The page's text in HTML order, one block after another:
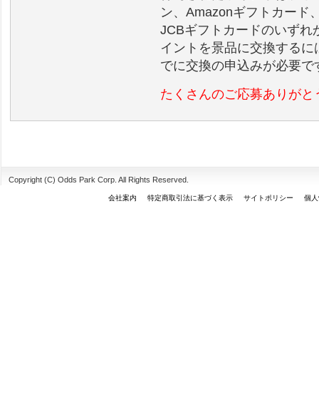
ン、Amazonギフトカード
JCBギフトカードのいずれ
イントを景品に交換する
でに交換の申込みが必要で
たくさんのご応募ありがと
Copyright (C) Odds Park Corp. All Rights Reserved.
会社案内 特定商取引法に基づく表示 サイトポリシー 個